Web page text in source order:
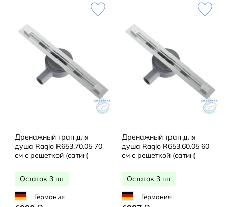
Дренажный трап для
душа Raglo R653.70.05 70
см с решеткой (сатин)
Остаток 3 шт
Германия
Дренажный трап для
душа Raglo R653.60.05 60
см с решеткой (сатин)
Остаток 3 шт
Германия